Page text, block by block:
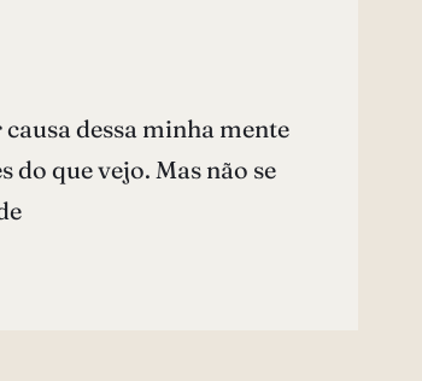
dessa minha mente
que vejo. Mas não se